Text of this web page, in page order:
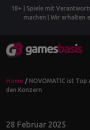
18+ | Spiele mit
machen | Wir erhalten
Home / NOVOMATIC ist
den Konzern
28 Februar 2025